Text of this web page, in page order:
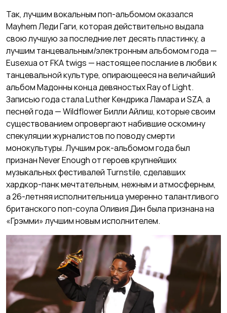
Так, лучшим вокальным поп-альбомом оказался
Mayhem Леди Гаги, которая действительно выдала
свою лучшую за последние лет десять пластинку, а
лучшим танцевальным/электронным альбомом года —
Eusexua от FKA twigs — настоящее послание в любви к
танцевальной культуре, опирающееся на величайший
альбом Мадонны конца девяностых Ray of Light.
Записью года стала Luther Кендрика Ламара и SZA, а
песней года — Wildflower Билли Айлиш, которые своим
существованием опровергают набившие оскомину
спекуляции журналистов по поводу смерти
монокультуры. Лучшим рок-альбомом года был
признан Never Enough от героев крупнейших
музыкальных фестивалей Turnstile, сделавших
хардкор-панк мечтательным, нежным и атмосферным,
а 26-летняя исполнительница умеренно талантливого
британского поп-соула Оливия Дин была признана на
«Грэмми» лучшим новым исполнителем.